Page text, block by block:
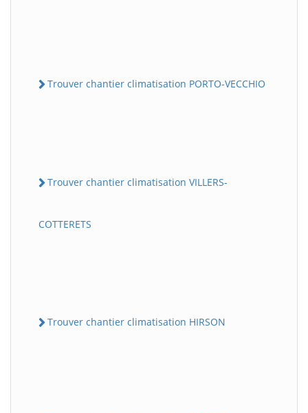
Trouver chantier climatisation PORTO-VECCHIO
Trouver chantier climatisation VILLERS-
COTTERETS
Trouver chantier climatisation HIRSON